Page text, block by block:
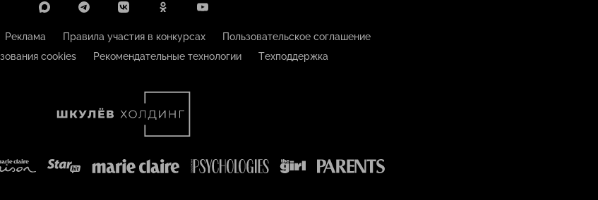
Реклама Правила участия в конкурсах
Пользовательское соглашение
cookies
Рекомендательные технологии Техподдержка